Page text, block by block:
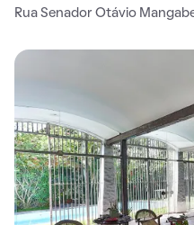
Rua Senador Otávio